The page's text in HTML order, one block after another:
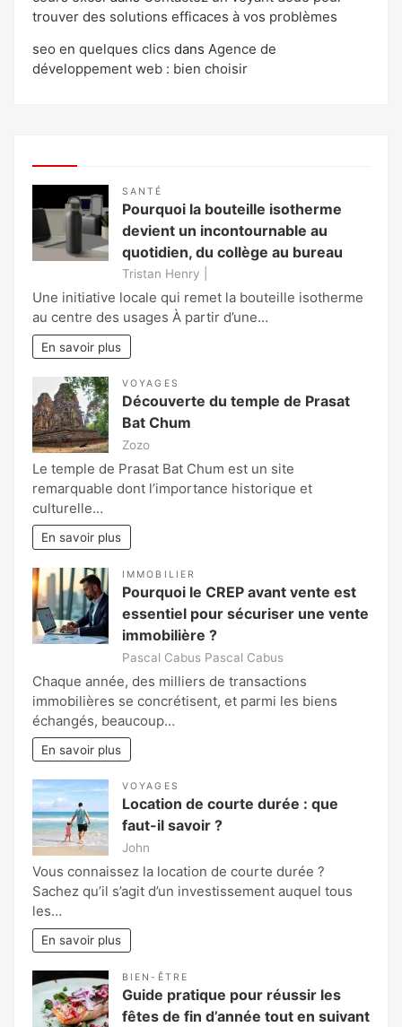
trouver des solutions efficaces à vos problèmes
seo en quelques clics dans Agence de
développement web : bien choisir
SANTÉ
Pourquoi la bouteille isotherme
devient un incontournable au
quotidien, du collège au bureau
Tristan Henry |
Une initiative locale qui remet la bouteille isotherme
au centre des usages À partir d’une…
En savoir plus
VOYAGES
Découverte du temple de Prasat
Bat Chum
Zozo
Le temple de Prasat Bat Chum est un site
remarquable dont l’importance historique et
culturelle…
En savoir plus
IMMOBILIER
Pourquoi le CREP avant vente est
essentiel pour sécuriser une vente
immobilière ?
Pascal Cabus Pascal Cabus
Chaque année, des milliers de transactions
immobilières se concrétisent, et parmi les biens
échangés, beaucoup…
En savoir plus
VOYAGES
Location de courte durée : que
faut-il savoir ?
John
Vous connaissez la location de courte durée ?
Sachez qu’il s’agit d’un investissement auquel tous
les…
En savoir plus
BIEN-ÊTRE
Guide pratique pour réussir les
fêtes de fin d’année tout en suivant